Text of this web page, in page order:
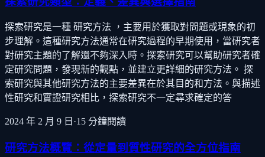
探索研究是一種 研究方法 ，主要用於獲取對問題或現象的初
步理解。這種研究方法通常在研究過程的早期使用，當研究者
對研究主題的了解還不夠深入時。探索研究可以幫助研究者確
定研究問題，發現新的觀點，並建立更詳細的研究方法。 探
索研究與其他研究方法的主要差異在於其目的和方法。與描述
性研究和實證研究相比，探索研究不一定尋求確定的答
2024 年 2 月 9 日 ·15 分鐘閱讀
研究方法概覽：從定量到質性研究的全方位指南